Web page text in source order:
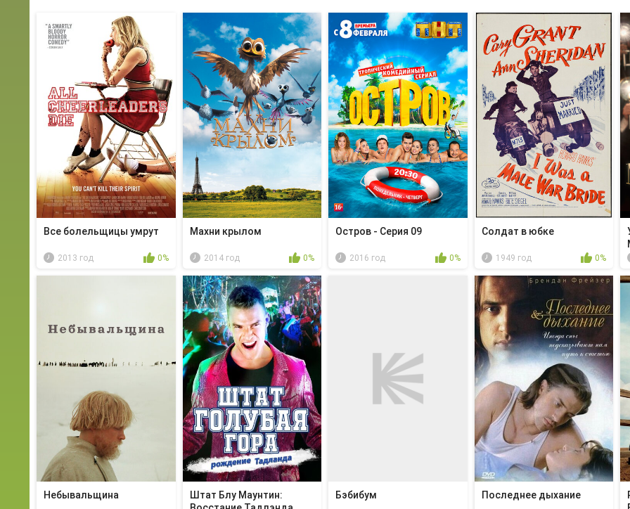
Все болельщицы умрут
2013 год 0%
Махни крылом
2014 год 0%
Остров - Серия 09
2016 год 0%
Солдат в юбке
1949 год 0%
Небывальщина
Штат Блу Маунтин:
Бэбибум Последнее дыхание